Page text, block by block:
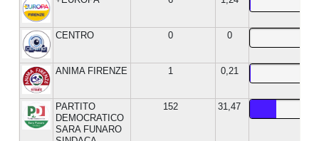
CENTRO 0 0
ANIMA FIRENZE 1 0,21
PARTITO
DEMOCRATICO
SARA FUNARO
152 31,47